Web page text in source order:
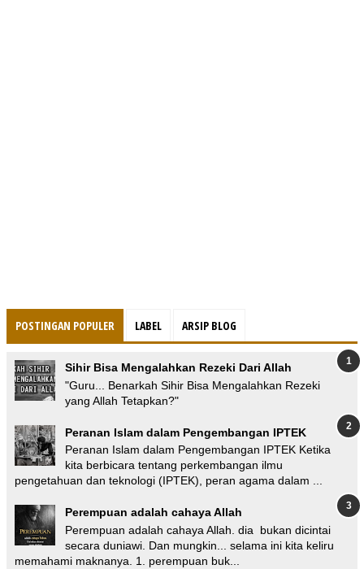
POSTINGAN POPULER LABEL ARSIP BLOG
Sihir Bisa Mengalahkan Rezeki Dari Allah
"Guru... Benarkah Sihir Bisa Mengalahkan Rezeki
yang Allah Tetapkan?"
Peranan Islam dalam Pengembangan IPTEK
Peranan Islam dalam Pengembangan IPTEK Ketika
kita berbicara tentang perkembangan ilmu
pengetahuan dan teknologi (IPTEK), peran agama dalam ...
Perempuan adalah cahaya Allah
Perempuan adalah cahaya Allah. dia bukan dicintai
secara duniawi. Dan mungkin... selama ini kita keliru
memahami maknanya. 1. perempuan buk...